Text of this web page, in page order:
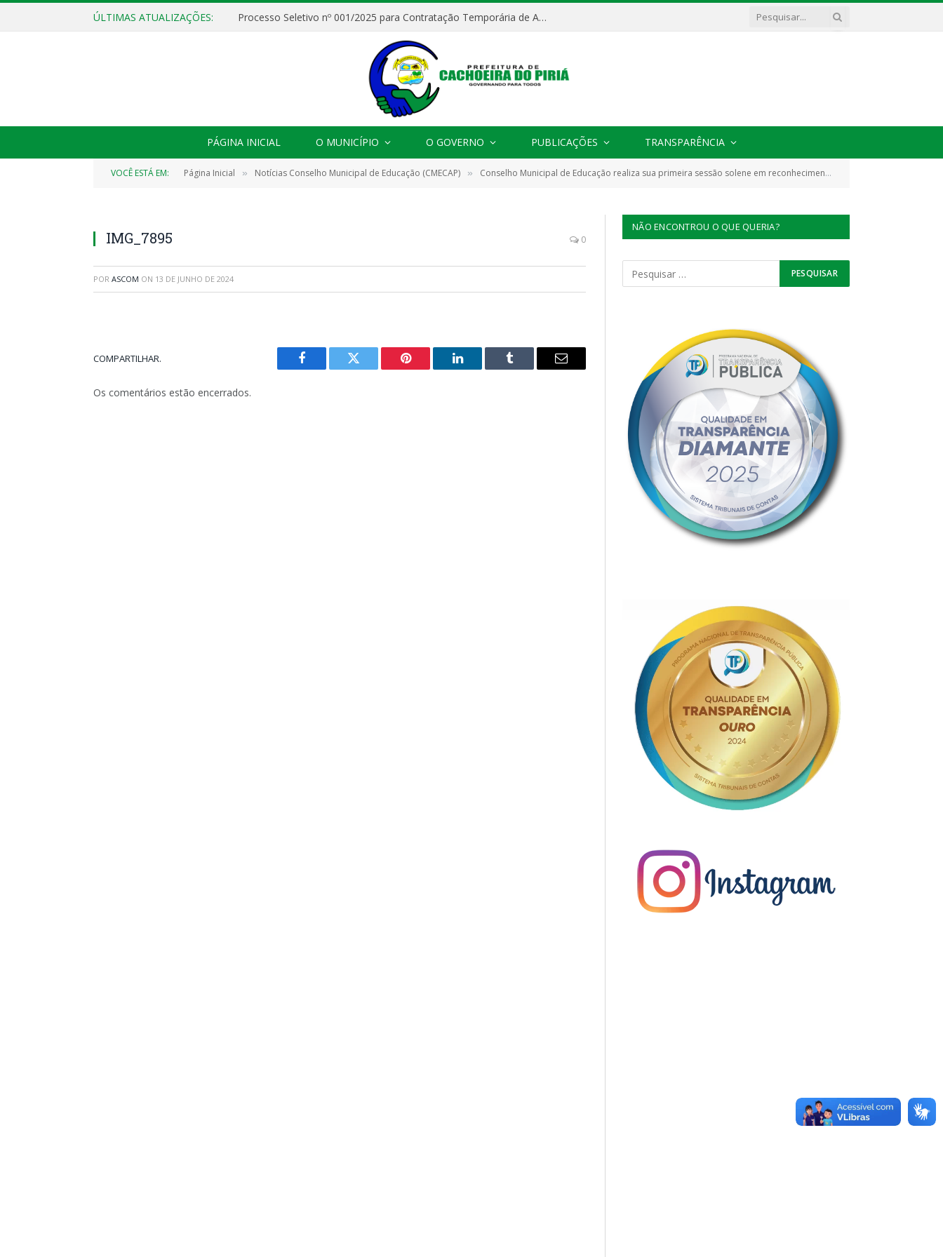
ÚLTIMAS ATUALIZAÇÕES: Processo Seletivo nº 001/2025 para Contratação Temporária de Agentes Comunitários de Saúde (ACS)
PÁGINA INICIAL O MUNICÍPIO O GOVERNO PUBLICAÇÕES TRANSPARÊNCIA
VOCÊ ESTÁ EM: Página Inicial » Notícias Conselho Municipal de Educação (CMECAP) » Conselho Municipal de Educação realiza sua primeira sessão solene em reconhecimento aos avanços da educação em Cachoeira do Piriá
IMG_7895 0
POR ASCOM ON 13 DE JUNHO DE 2024
COMPARTILHAR.
Facebook Twitter Pinterest LinkedIn Tumblr
E-
Os comentários estão encerrados.
NÃO ENCONTROU O QUE QUERIA?